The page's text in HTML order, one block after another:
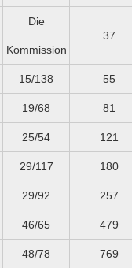
Die
Kommission
37
15/138 55
19/68 81
25/54 121
29/117 180
29/92 257
46/65 479
48/78 769